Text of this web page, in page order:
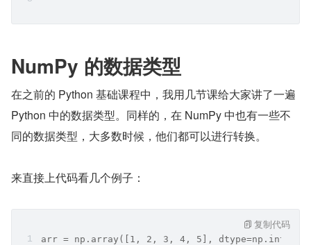
NumPy 的数据类型
在之前的 Python 基础课程中，我用几节课给大家讲了一遍
Python 中的数据类型。同样的，在 NumPy 中也有一些不
同的数据类型，大多数时候，他们都可以进行转换。
来直接上代码看几个例子：
arr = np.array([1, 2, 3, 4, 5], dtype=np.int16)
复制代码